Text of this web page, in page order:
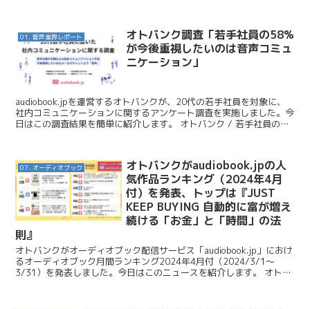
01. 音声業界レポート
オトバンク調査「若手社員の58%
が今後重視したいのは音声コミュ
ニケーション」
audiobook.jpを運営するオトバンクが、20代の若手社員を対象に、
社内コミュニケーションに関するアンケート調査を実施しました。今
日はこの調査結果を簡単に紹介します。 オトバンク / 若手社員の半
07. オーディオブック
オトバンクがaudiobook.jpの人
気作品ランキング（2024年4月
付）を発表、トップは『JUST
KEEP BUYING 自動的に富が増え
続ける「お金」と「時間」の法
則』
オトバンクがオーディオブック配信サービス「audiobook.jp」におけ
るオーディオブック月間ランキング2024年4月付（2024/3/1～
3/31）を発表しました。今日はこのニュースを紹介します。 オトバ